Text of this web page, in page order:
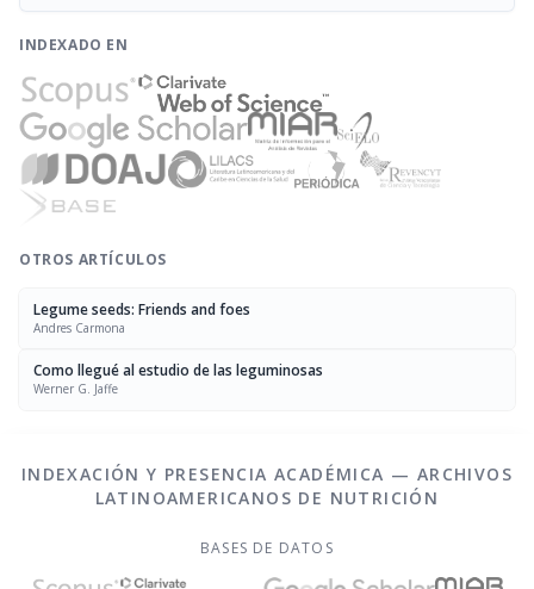
INDEXADO EN
OTROS ARTÍCULOS
Legume seeds: Friends and foes
Andres Carmona
Como llegué al estudio de las leguminosas
Werner G. Jaffe
INDEXACIÓN Y PRESENCIA ACADÉMICA — ARCHIVOS
LATINOAMERICANOS DE NUTRICIÓN
BASES DE DATOS